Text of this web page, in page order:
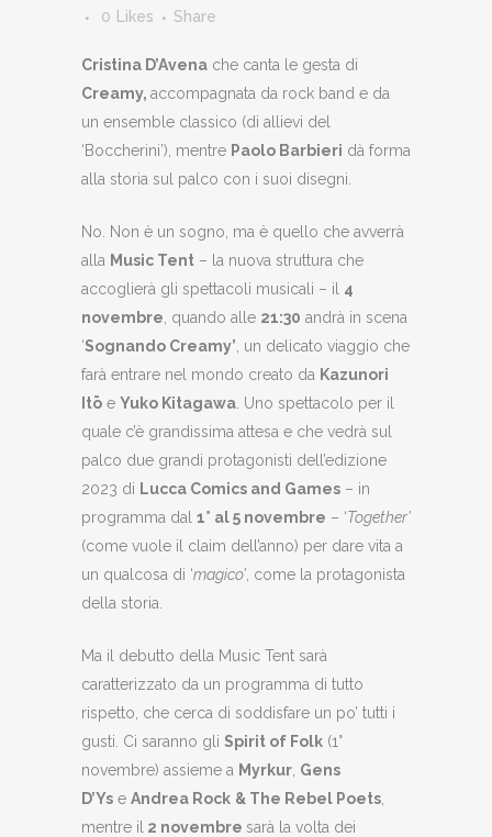
0
Likes Share
Cristina D’Avena che canta le gesta di
Creamy, accompagnata da rock band e da
un ensemble classico (di allievi del
‘Boccherini’), mentre Paolo Barbieri dà forma
alla storia sul palco con i suoi disegni.
No. Non è un sogno, ma è quello che avverrà
alla Music Tent – la nuova struttura che
accoglierà gli spettacoli musicali – il 4
novembre , quando alle 21:30 andrà in scena
‘Sognando Creamy’ , un delicato viaggio che
farà entrare nel mondo creato da Kazunori
Itō e Yuko Kitagawa . Uno spettacolo per il
quale c’è grandissima attesa e che vedrà sul
palco due grandi protagonisti dell’edizione
2023 di Lucca Comics and Games – in
programma dal 1° al 5 novembre – ‘Together’
(come vuole il claim dell’anno) per dare vita a
un qualcosa di ‘magico’ , come la protagonista
della storia.
Ma il debutto della Music Tent sarà
caratterizzato da un programma di tutto
rispetto, che cerca di soddisfare un po’ tutti i
gusti. Ci saranno gli Spirit of Folk (1°
novembre) assieme a Myrkur Gens
D’Ys e Andrea Rock & The Rebel Poets
mentre il 2 novembre sarà la volta dei